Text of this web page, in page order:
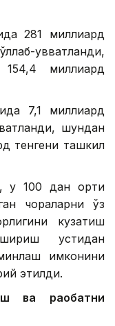
281 миллиард
қувватланди,
154,4 миллиард
7,1 миллиард
шундан
тенгени ташкил
у 100 дан ортиқ
чораларни ўз
кузатиш
устидан
имконини
этилди.
ва рақобатни